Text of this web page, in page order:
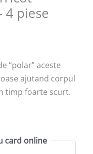
4 piese
“polar” aceste
ajutand corpul
timp foarte scurt.
card online